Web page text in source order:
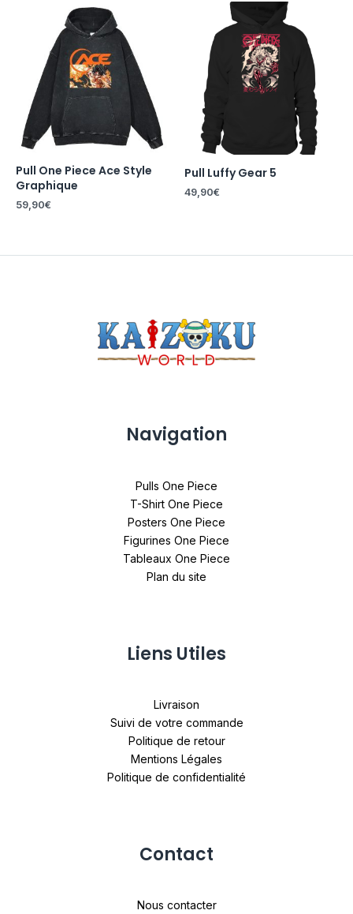
Pull One Piece Ace Style
Graphique
59,90€
Pull Luffy Gear 5
49,90€
Navigation
Pulls One Piece
T-Shirt One Piece
Posters One Piece
Figurines One Piece
Tableaux One Piece
Plan du site
Liens Utiles
Livraison
Suivi de votre commande
Politique de retour
Mentions Légales
Politique de confidentialité
Contact
Nous contacter